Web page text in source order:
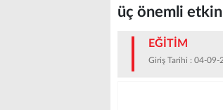
üç önemli
EĞİTİM
Giriş Tarihi : 04-09-